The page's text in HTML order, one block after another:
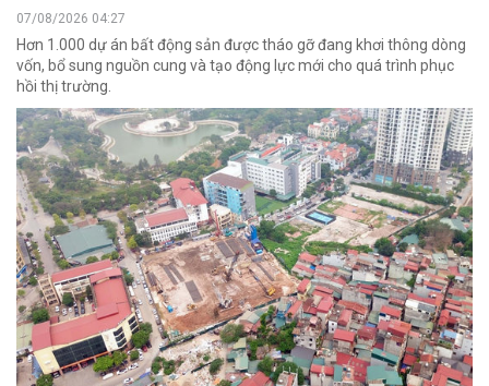
07/08/2026 04:27
Hơn 1.000 dự án bất động sản được tháo gỡ đang khơi thông dòng
vốn, bổ sung nguồn cung và tạo động lực mới cho quá trình phục
hồi thị trường.